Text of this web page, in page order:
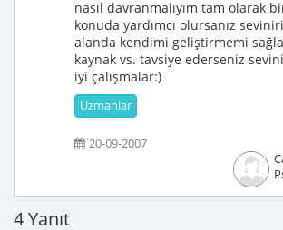
nasıl davranmalıyım tam olarak
konuda yardımcı olursanız
alanda kendimi geliştirmemi
kaynak vs. tavsiye ederseniz
iyi çalışmalar:)
Uzmanlar
20-09-2007
4 Yanıt